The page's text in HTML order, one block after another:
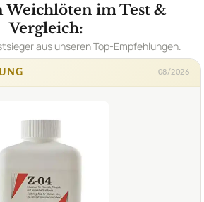
Weichlöten im Test &
Vergleich:
aus unseren Top-Empfehlungen.
08/2026